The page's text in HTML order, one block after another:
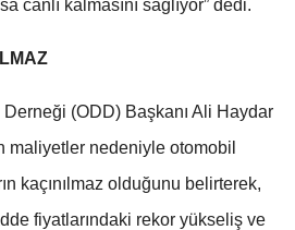
canlı kalmasını sağlıyor” dedi.
(ODD) Başkanı Ali Haydar
maliyetler nedeniyle otomobil
kaçınılmaz olduğunu belirterek,
fiyatlarındaki rekor yükseliş ve